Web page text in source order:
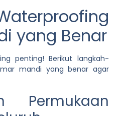
yang Benar
penting! Berikut langkah-
mandi yang benar agar
Permukaan